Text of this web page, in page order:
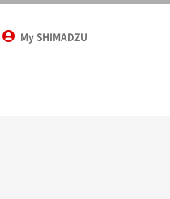
My SHIMADZU